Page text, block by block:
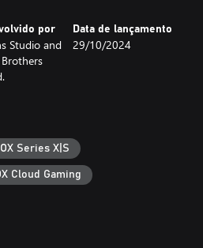
por
Studio and
Data de lançamento
29/10/2024
Series X|S
Cloud Gaming